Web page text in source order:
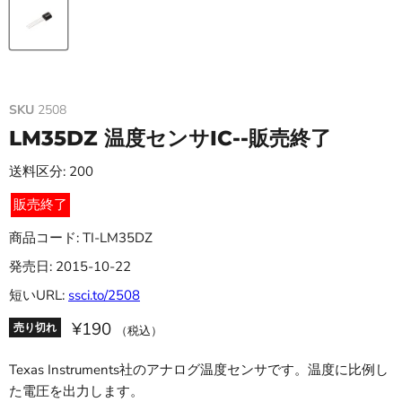
SKU 2508
LM35DZ 温度センサIC--販売終了
送料区分: 200
販売終了
商品コード: TI-LM35DZ
発売日: 2015-10-22
短いURL: ssci.to/2508
売り切れ ¥190 （税込）
Texas Instruments社のアナログ温度センサです。温度に比例し
た電圧を出力します。